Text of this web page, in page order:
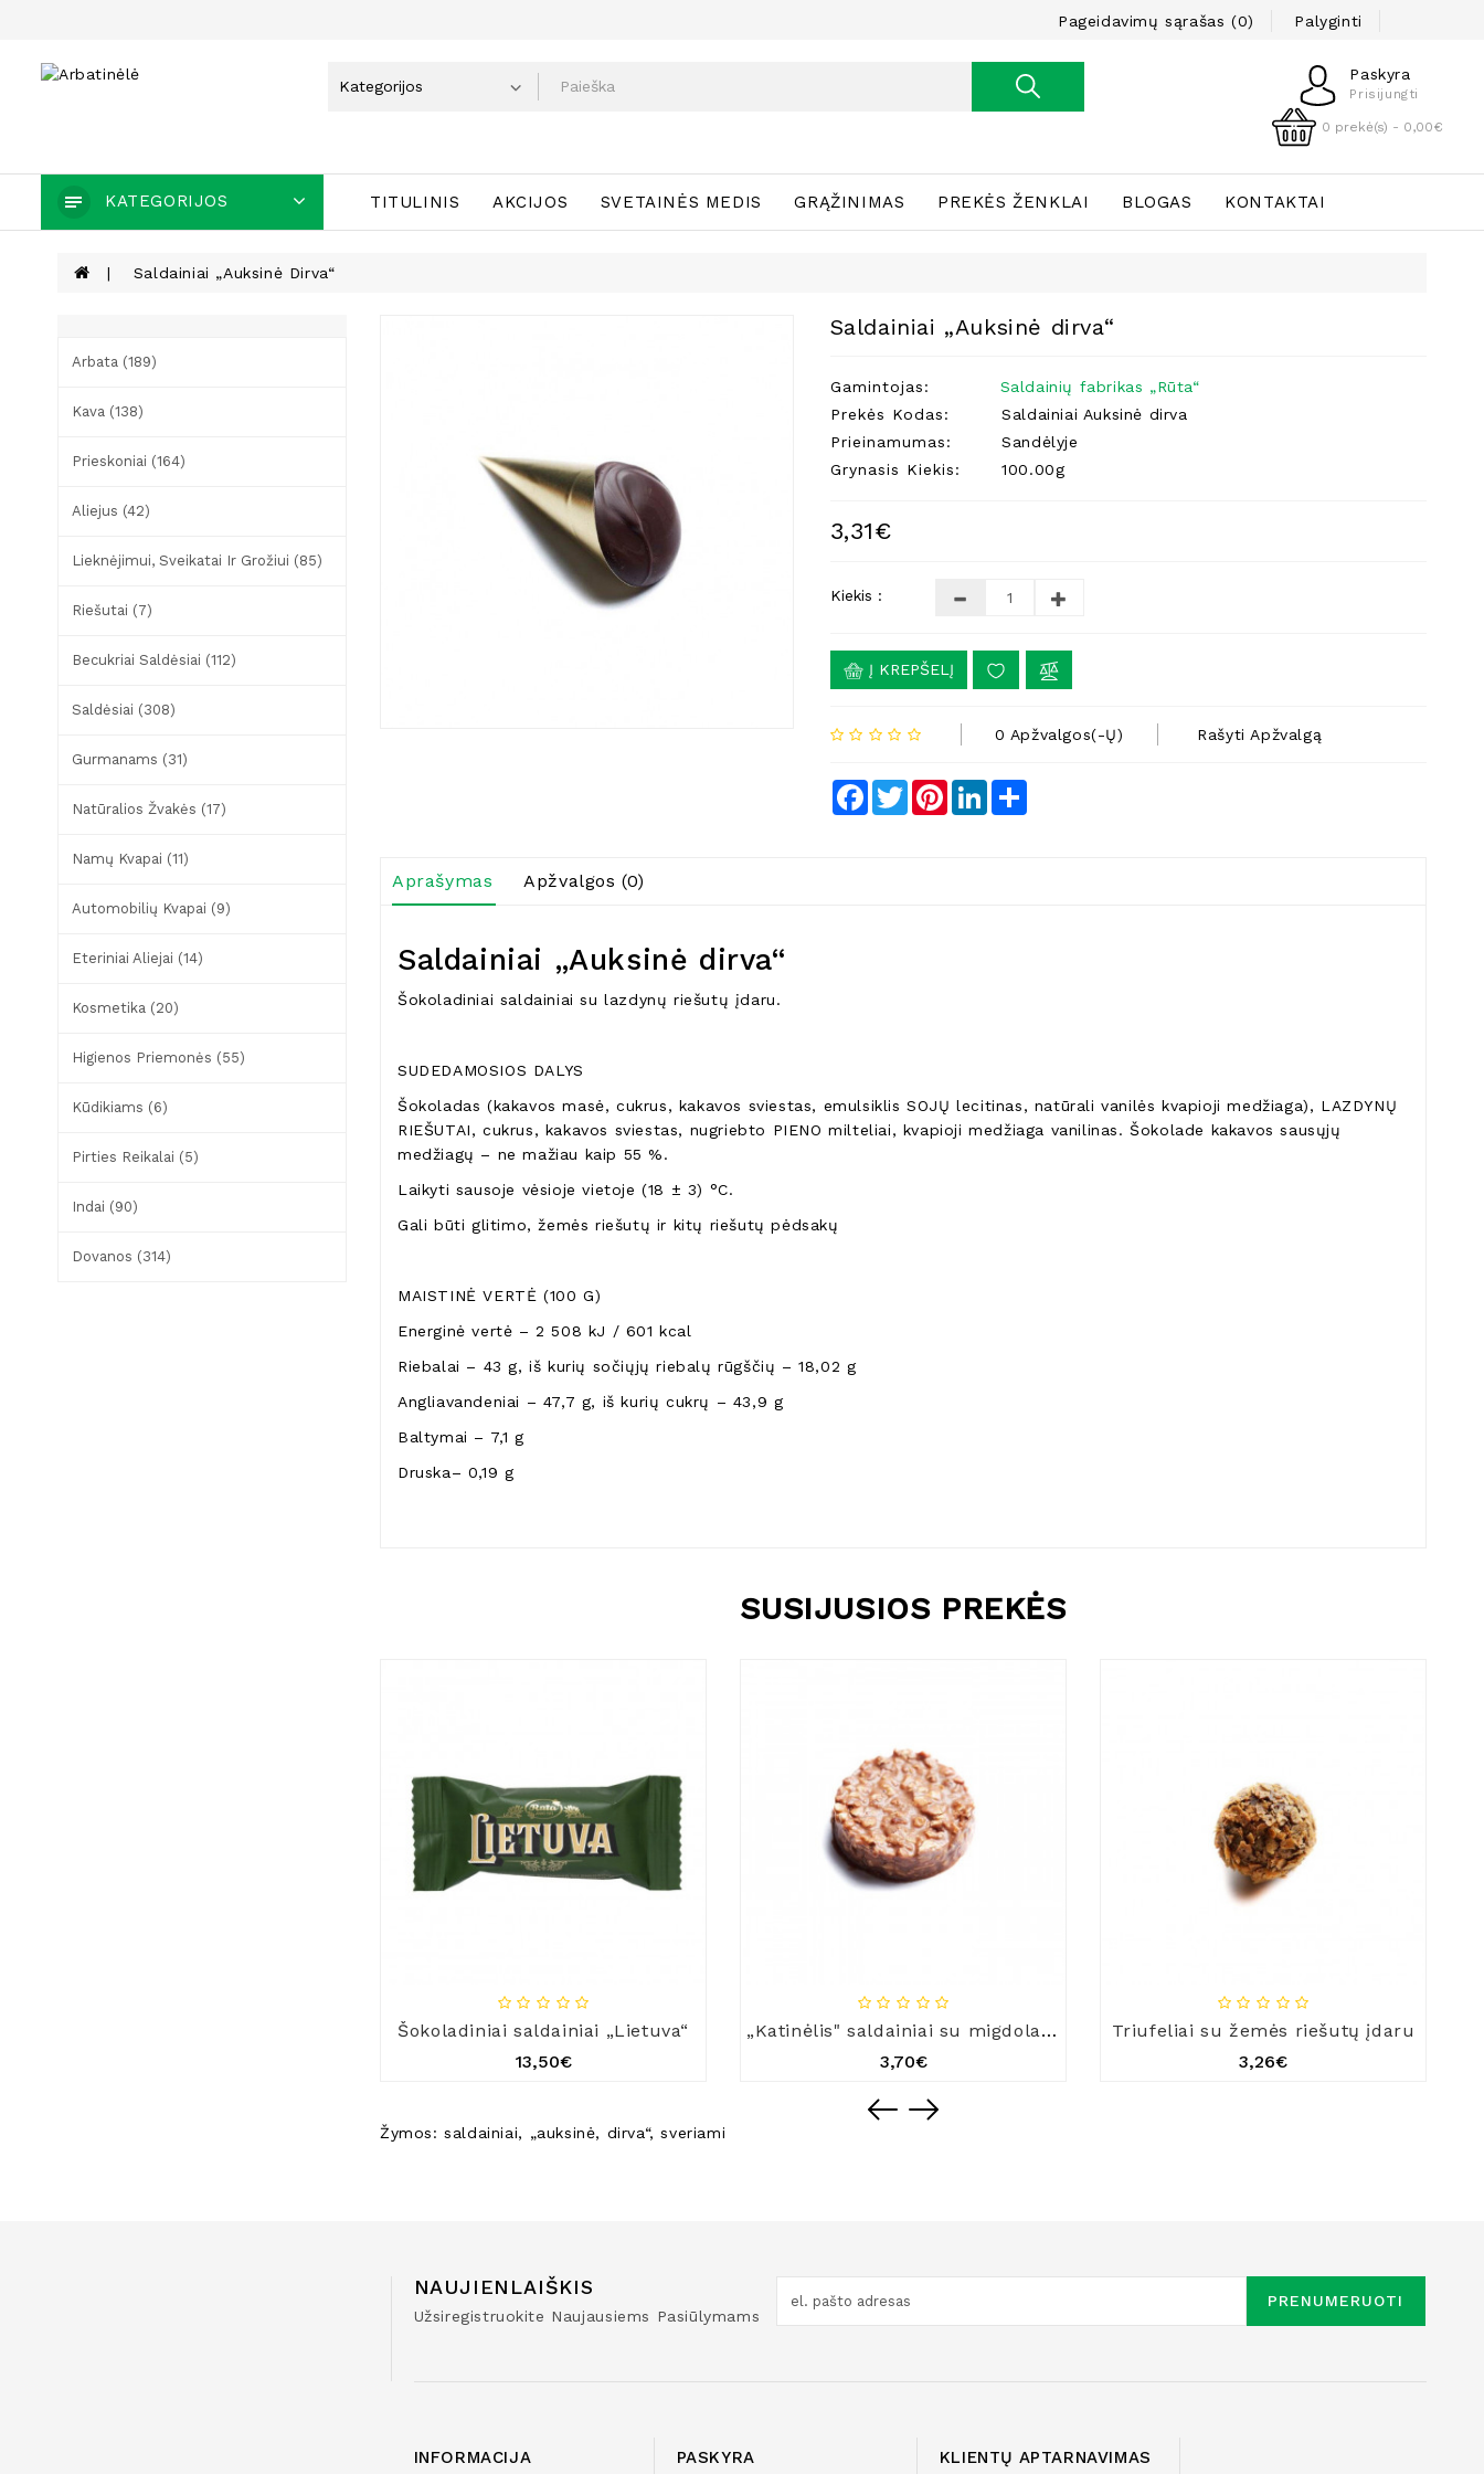
Pageidavimų sąrašas (0) Palyginti
Paskyra
Prisijungti
0 prekė(s) - 0,00€
KATEGORIJOS TITULINIS AKCIJOS SVETAINĖS MEDIS GRĄŽINIMAS PREKĖS ŽENKLAI BLOGAS KONTAKTAI
Saldainiai „Auksinė Dirva“
Arbata (189)
Kava (138)
Prieskoniai (164)
Aliejus (42)
Lieknėjimui, Sveikatai Ir Grožiui (85)
Riešutai (7)
Becukriai Saldėsiai (112)
Saldėsiai (308)
Gurmanams (31)
Natūralios Žvakės (17)
Namų Kvapai (11)
Automobilių Kvapai (9)
Eteriniai Aliejai (14)
Kosmetika (20)
Higienos Priemonės (55)
Kūdikiams (6)
Pirties Reikalai (5)
Indai (90)
Dovanos (314)
Saldainiai „Auksinė dirva“
Gamintojas:
Saldainių fabrikas „Rūta“
Prekės Kodas:
Saldainiai Auksinė dirva
Prieinamumas:
Sandėlyje
Grynasis Kiekis:
100.00g
3,31€
Kiekis :
Į KREPŠELĮ
0 Apžvalgos(-Ų) Rašyti Apžvalgą
Facebook
TwitterPinterestLinkedInShare
Aprašymas Apžvalgos (0)
Saldainiai „Auksinė dirva“
Šokoladiniai saldainiai su lazdynų riešutų įdaru.
SUDEDAMOSIOS DALYS
Šokoladas (kakavos masė, cukrus, kakavos sviestas, emulsiklis SOJŲ lecitinas, natūrali vanilės kvapioji medžiaga), LAZDYNŲ
RIEŠUTAI, cukrus, kakavos sviestas, nugriebto PIENO milteliai, kvapioji medžiaga vanilinas. Šokolade kakavos sausųjų
medžiagų – ne mažiau kaip 55 %.
Laikyti sausoje vėsioje vietoje (18 ± 3) °C.
Gali būti glitimo, žemės riešutų ir kitų riešutų pėdsakų
MAISTINĖ VERTĖ (100 G)
Energinė vertė – 2 508 kJ / 601 kcal
Riebalai – 43 g, iš kurių sočiųjų riebalų rūgščių – 18,02 g
Angliavandeniai – 47,7 g, iš kurių cukrų – 43,9 g
Baltymai – 7,1 g
Druska– 0,19 g
SUSIJUSIOS PREKĖS
Šokoladiniai saldainiai „Lietuva“
13,50€
„Katinėlis" saldainiai su migdolais ir pieniniu šokoladu
3,70€
Triufeliai su žemės riešutų įdaru
3,26€
Žymos:saldainiai, „auksinė, dirva“,sveriami
NAUJIENLAIŠKIS
Užsiregistruokite Naujausiems Pasiūlymams
PRENUMERUOTI
INFORMACIJA PASKYRA KLIENTŲ APTARNAVIMAS